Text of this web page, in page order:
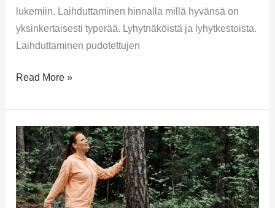
lukemiin. Laihduttaminen hinnalla millä hyvänsä on
yksinkertaisesti typerää. Lyhytnäköistä ja lyhytkestoista.
Laihduttaminen pudotettujen
Read More »
Energiaa
arkeen
–
terveelliset
askeleet